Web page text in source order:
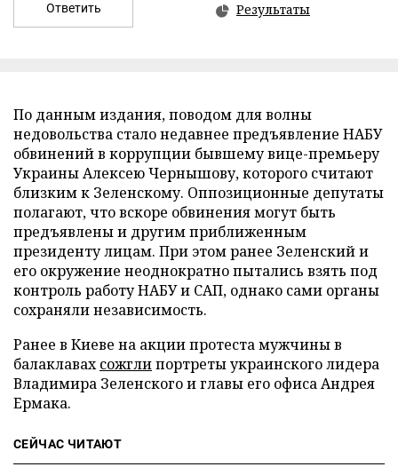
Ответить Результаты
По данным издания, поводом для волны
недовольства стало недавнее предъявление НАБУ
обвинений в коррупции бывшему вице-премьеру
Украины Алексею Чернышову, которого считают
близким к Зеленскому. Оппозиционные депутаты
полагают, что вскоре обвинения могут быть
предъявлены и другим приближенным
президенту лицам. При этом ранее Зеленский и
его окружение неоднократно пытались взять под
контроль работу НАБУ и САП, однако сами органы
сохраняли независимость.
Ранее в Киеве на акции протеста мужчины в
балаклавахсожглипортреты украинского лидера
Владимира Зеленского и главы его офиса Андрея
Ермака.
СЕЙЧАС ЧИТАЮТ